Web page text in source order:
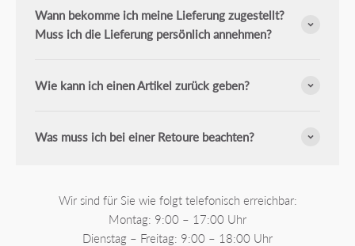
Wann bekomme ich meine Lieferung zugestellt?
Muss ich die Lieferung persönlich annehmen?
Wie kann ich einen Artikel zurück geben?
Was muss ich bei einer Retoure beachten?
Wir sind für Sie wie folgt telefonisch erreichbar:
Montag: 9:00 – 17:00 Uhr
Dienstag – Freitag: 9:00 – 18:00 Uhr